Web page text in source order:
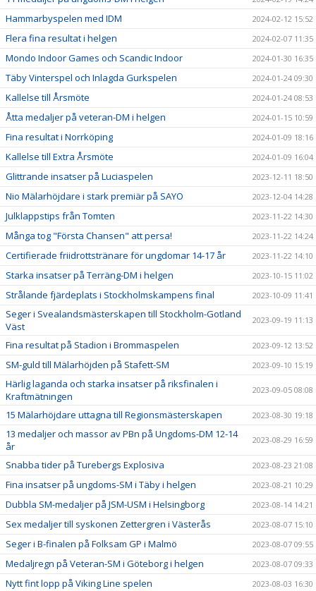
Hammarbyspelen med IDM 2024-02-12 15:52
Flera fina resultat i helgen 2024-02-07 11:35
Mondo Indoor Games och Scandic Indoor 2024-01-30 16:35
Täby Vinterspel och Inlagda Gurkspelen 2024-01-24 09:30
Kallelse till Årsmöte 2024-01-24 08:53
Åtta medaljer på veteran-DM i helgen 2024-01-15 10:59
Fina resultat i Norrköping 2024-01-09 18:16
Kallelse till Extra Årsmöte 2024-01-09 16:04
Glittrande insatser på Luciaspelen 2023-12-11 18:50
Nio Mälarhöjdare i stark premiär på SAYO 2023-12-04 14:28
Julklappstips från Tomten 2023-11-22 14:30
Många tog "Första Chansen" att persa! 2023-11-22 14:24
Certifierade friidrottstränare för ungdomar 14-17 år 2023-11-22 14:10
Starka insatser på Terräng-DM i helgen 2023-10-15 11:02
Strålande fjärdeplats i Stockholmskampens final 2023-10-09 11:41
Seger i Svealandsmästerskapen till Stockholm-Gotland
Väst
2023-09-19 11:13
Fina resultat på Stadion i Brommaspelen 2023-09-12 13:52
SM-guld till Mälarhöjden på Stafett-SM 2023-09-10 15:19
Härlig laganda och starka insatser på riksfinalen i
Kraftmätningen
2023-09-05 08:08
15 Mälarhöjdare uttagna till Regionsmästerskapen 2023-08-30 19:18
13 medaljer och massor av PBn på Ungdoms-DM 12-14
år
2023-08-29 16:59
Snabba tider på Turebergs Explosiva 2023-08-23 21:08
Fina insatser på ungdoms-SM i Täby i helgen 2023-08-21 10:29
Dubbla SM-medaljer på JSM-USM i Helsingborg 2023-08-14 14:21
Sex medaljer till syskonen Zettergren i Västerås 2023-08-07 15:10
Seger i B-finalen på Folksam GP i Malmö 2023-08-07 09:55
Medaljregn på Veteran-SM i Göteborg i helgen 2023-08-07 09:33
Nytt fint lopp på Viking Line spelen 2023-08-03 16:30